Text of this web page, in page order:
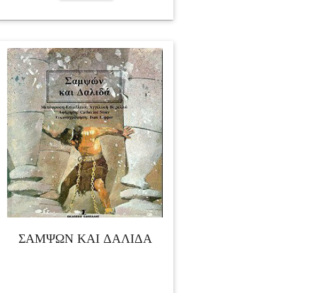
ΣΑΜΨΩΝ ΚΑΙ ΔΑΛΙΔΑ